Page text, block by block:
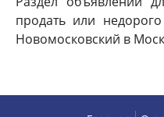
продать или
Новомосковский в